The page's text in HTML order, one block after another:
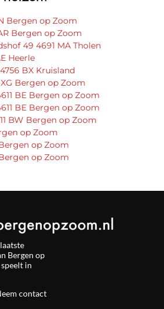
Bergen op Zoom
Bergen op Zoom
49 4691 MA Tholen
Heerle
BX Kruisland
Bergen op Zoom
BE Bergen op Zoom
BE Bergen op Zoom
BW Bergen op Zoom
op Zoom
op Zoom
op Zoom
Bergen op
in
contact